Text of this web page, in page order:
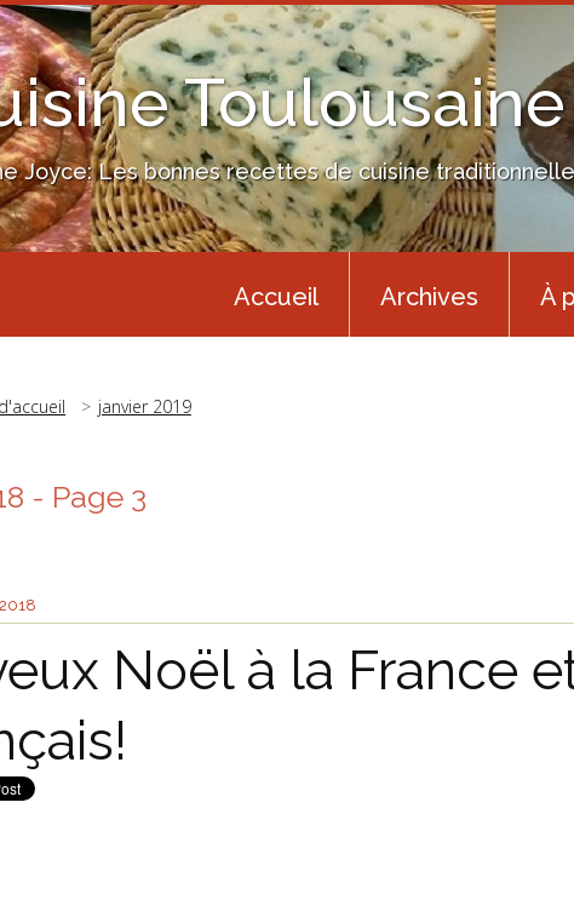
Joyce: Les bonnes recettes de cuisine
Accueil Archives À
janvier 2019
- Page 3
Noël à la France